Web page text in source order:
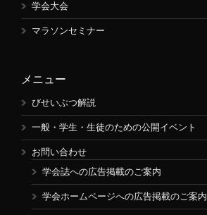
学会大会
マラソンセミナー
メニュー
びせいぶつ解説
一般・学生・生徒のための公開イベント
お問い合わせ
学会誌への広告掲載のご案内
学会ホームページへの広告掲載のご案内